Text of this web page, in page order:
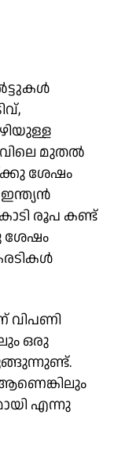
മുതൽ
ശേഷം
രൂപ കണ്ട്
ശേഷം
വിപണി
ഒരു
എന്നു